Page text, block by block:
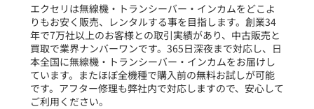
選択条件をリセット
エクセリは無線機・トランシーバー・インカムをどこよ
りもお安く販売、レンタルする事を目指します。創業34
年で7万社以上のお客様との取引実績があり、中古販売と
買取で業界ナンバーワンです。365日深夜まで対応し、日
本全国に無線機・トランシーバー・インカムをお届けし
ています。またほぼ全機種で購入前の無料お試しが可能
です。アフター修理も弊社内で対応しますので、安心して
ご利用ください。